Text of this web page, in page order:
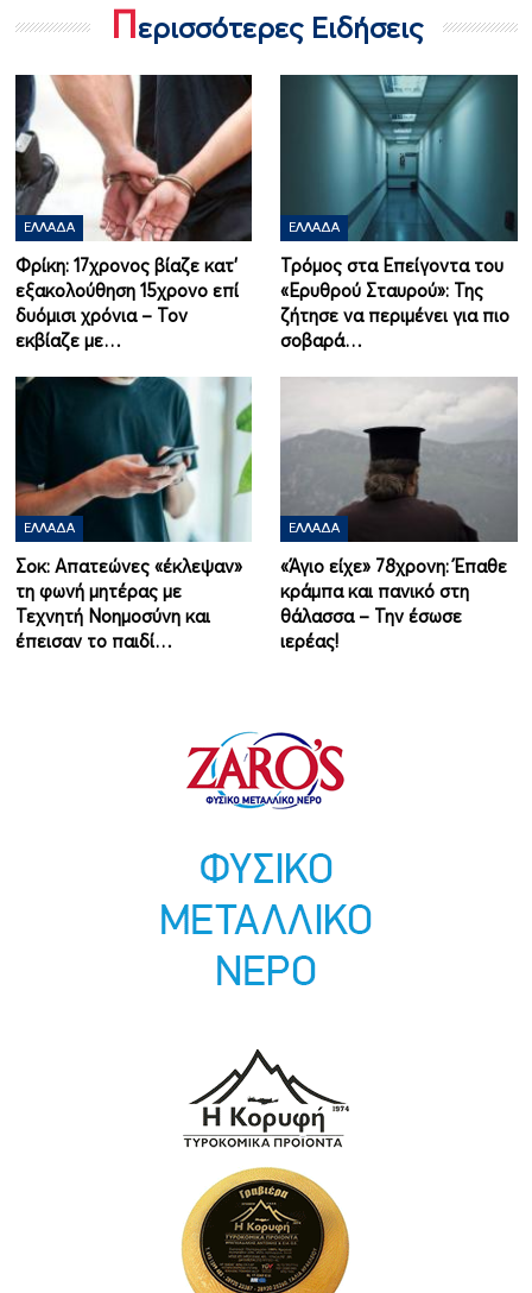
Περισσότερες Ειδήσεις
ΕΛΛΆΔΑ
Φρίκη: 17χρονος βίαζε κατ’
εξακολούθηση 15χρονο επί
δυόμισι χρόνια – Τον
εκβίαζε με…
ΕΛΛΆΔΑ
Τρόμος στα Επείγοντα του
«Ερυθρού Σταυρού»: Της
ζήτησε να περιμένει για πιο
σοβαρά…
ΕΛΛΆΔΑ
Σοκ: Απατεώνες «έκλεψαν»
τη φωνή μητέρας με
Τεχνητή Νοημοσύνη και
έπεισαν το παιδί…
ΕΛΛΆΔΑ
«Άγιο είχε» 78χρονη: Έπαθε
κράμπα και πανικό στη
θάλασσα – Την έσωσε
ιερέας!